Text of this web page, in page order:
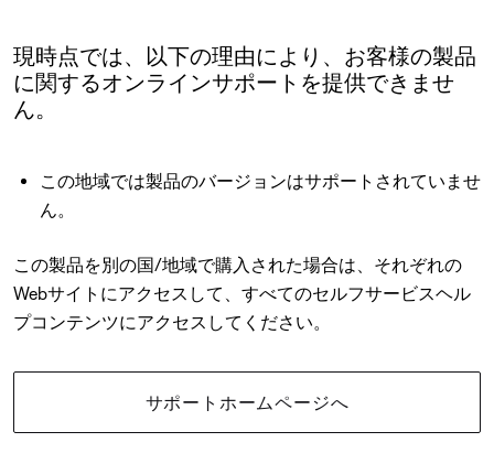
現時点では、以下の理由により、お客様の製品
に関するオンラインサポートを提供できませ
ん。
この地域では製品のバージョンはサポートされていませ
ん。
この製品を別の国/地域で購入された場合は、それぞれの
Webサイトにアクセスして、すべてのセルフサービスヘル
プコンテンツにアクセスしてください。
サポートホームページへ